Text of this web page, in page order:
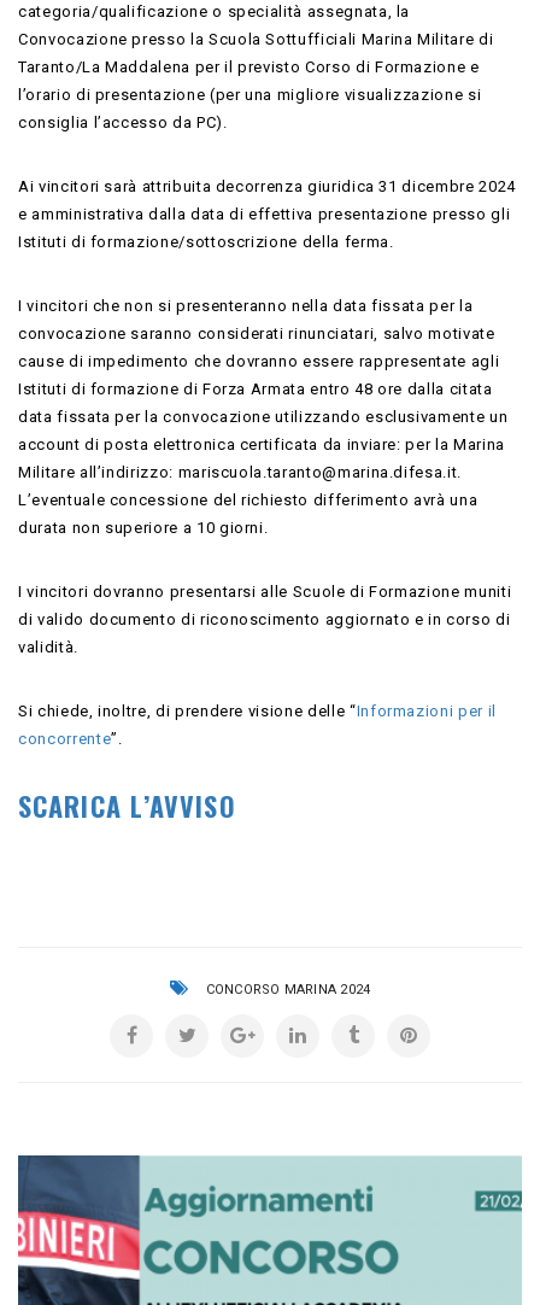
categoria/qualificazione o specialità assegnata, la
Convocazione presso la Scuola Sottufficiali Marina Militare di
Taranto/La Maddalena per il previsto Corso di Formazione e
l’orario di presentazione (per una migliore visualizzazione si
consiglia l’accesso da PC).
Ai vincitori sarà attribuita decorrenza giuridica 31 dicembre 2024
e amministrativa dalla data di effettiva presentazione presso gli
Istituti di formazione/sottoscrizione della ferma.
I vincitori che non si presenteranno nella data fissata per la
convocazione saranno considerati rinunciatari, salvo motivate
cause di impedimento che dovranno essere rappresentate agli
Istituti di formazione di Forza Armata entro 48 ore dalla citata
data fissata per la convocazione utilizzando esclusivamente un
account di posta elettronica certificata da inviare: per la Marina
Militare all’indirizzo: mariscuola.taranto@marina.difesa.it.
L’eventuale concessione del richiesto differimento avrà una
durata non superiore a 10 giorni.
I vincitori dovranno presentarsi alle Scuole di Formazione muniti
di valido documento di riconoscimento aggiornato e in corso di
validità.
Si chiede, inoltre, di prendere visione delle “Informazioni per il
concorrente”.
SCARICA L’AVVISO
CONCORSO MARINA 2024